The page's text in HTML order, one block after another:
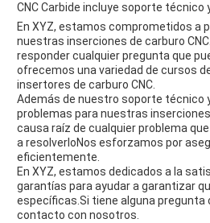
CNC Carbide incluye soporte técnico
En XYZ, estamos comprometidos a
nuestras inserciones de carburo
responder cualquier pregunta que
ofrecemos una variedad de cursos
insertores de carburo CNC.
Además de nuestro soporte técnico
problemas para nuestras
causa raíz de cualquier problema
a resolverloNos esforzamos por
eficientemente.
En XYZ, estamos dedicados a la
garantías para ayudar a garantizar
específicas.Si tiene alguna pregunta
contacto con nosotros.